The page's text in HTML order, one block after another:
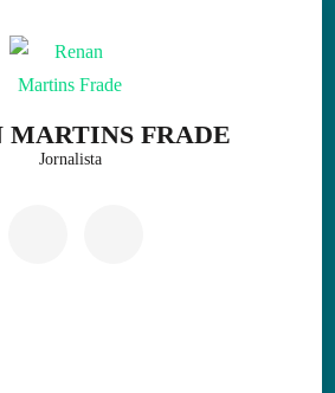
MARTINS FRADE
Jornalista